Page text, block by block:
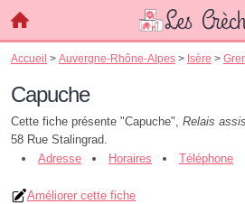
Accueil > Auvergne-Rhône-Alpes > Isère >
Capuche
Cette fiche présente "Capuche", Relais
58 Rue Stalingrad.
Adresse
Horaires Téléphone
Améliorer cette fiche